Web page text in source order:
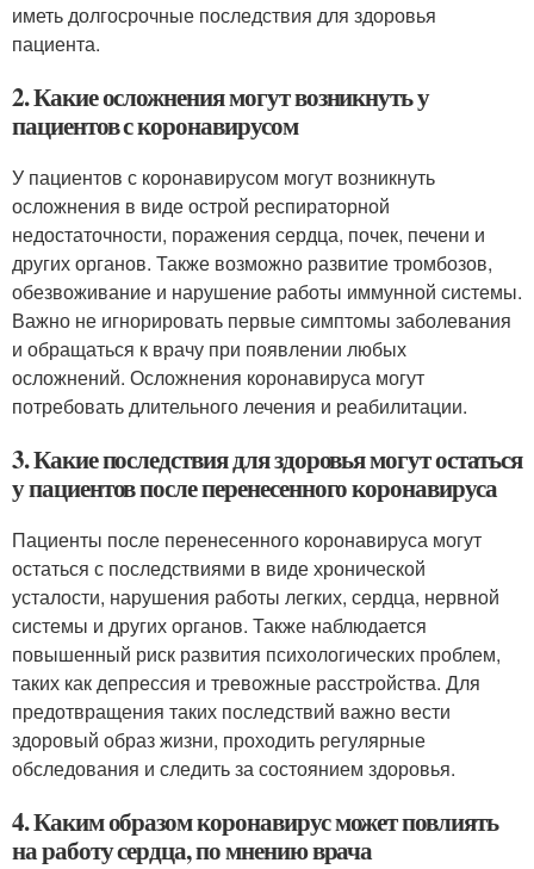
иметь долгосрочные последствия для здоровья
пациента.
2. Какие осложнения могут возникнуть у
пациентов с коронавирусом
У пациентов с коронавирусом могут возникнуть
осложнения в виде острой респираторной
недостаточности, поражения сердца, почек, печени и
других органов. Также возможно развитие тромбозов,
обезвоживание и нарушение работы иммунной системы.
Важно не игнорировать первые симптомы заболевания
и обращаться к врачу при появлении любых
осложнений. Осложнения коронавируса могут
потребовать длительного лечения и реабилитации.
3. Какие последствия для здоровья могут остаться
у пациентов после перенесенного коронавируса
Пациенты после перенесенного коронавируса могут
остаться с последствиями в виде хронической
усталости, нарушения работы легких, сердца, нервной
системы и других органов. Также наблюдается
повышенный риск развития психологических проблем,
таких как депрессия и тревожные расстройства. Для
предотвращения таких последствий важно вести
здоровый образ жизни, проходить регулярные
обследования и следить за состоянием здоровья.
4. Каким образом коронавирус может повлиять
на работу сердца, по мнению врача